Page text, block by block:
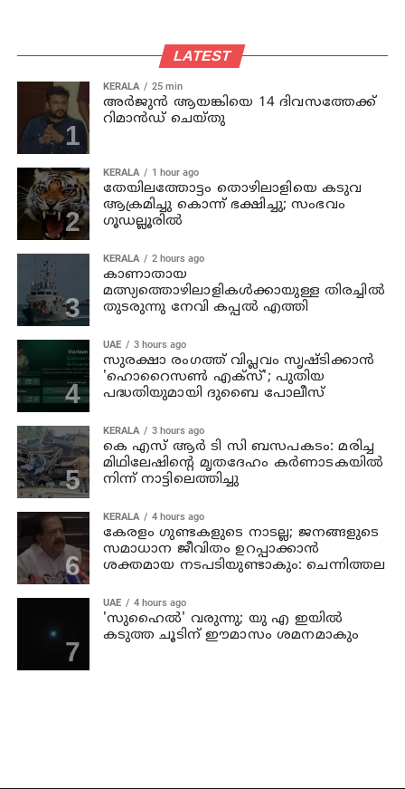
LATEST
KERALA 25 min
അര്‍ജുന്‍ ആയങ്കിയെ 14 ദിവസത്തേക്ക്
റിമാൻഡ് ചെയ്തു
KERALA 1 hour ago
തേയിലത്തോട്ടം തൊഴിലാളിയെ കടുവ
ആക്രമിച്ചു കൊന്ന് ഭക്ഷിച്ചു; സംഭവം
ഗൂഡല്ലൂരില്‍
KERALA 2 hours ago
കാണാതായ
മത്സ്യത്തൊഴിലാളികള്‍ക്കായുള്ള തിരച്ചില്‍
തുടരുന്നു നേവി കപ്പല്‍ എത്തി
UAE 3 hours ago
സുരക്ഷാ രംഗത്ത് വിപ്ലവം സൃഷ്ടിക്കാന്‍
'ഹൊറൈസണ്‍ എക്‌സ്'; പുതിയ
പദ്ധതിയുമായി ദുബൈ പോലീസ്
KERALA 3 hours ago
കെ എസ് ആര്‍ ടി സി ബസപകടം: മരിച്ച
മിഥിലേഷിന്റെ മൃതദേഹം കര്‍ണാടകയില്‍
നിന്ന് നാട്ടിലെത്തിച്ചു
KERALA 4 hours ago
കേരളം ഗുണ്ടകളുടെ നാടല്ല; ജനങ്ങളുടെ
സമാധാന ജീവിതം ഉറപ്പാക്കാന്‍
ശക്തമായ നടപടിയുണ്ടാകും: ചെന്നിത്തല
UAE 4 hours ago
'സുഹൈല്‍' വരുന്നു; യു എ ഇയില്‍
കടുത്ത ചൂടിന് ഈമാസം ശമനമാകും